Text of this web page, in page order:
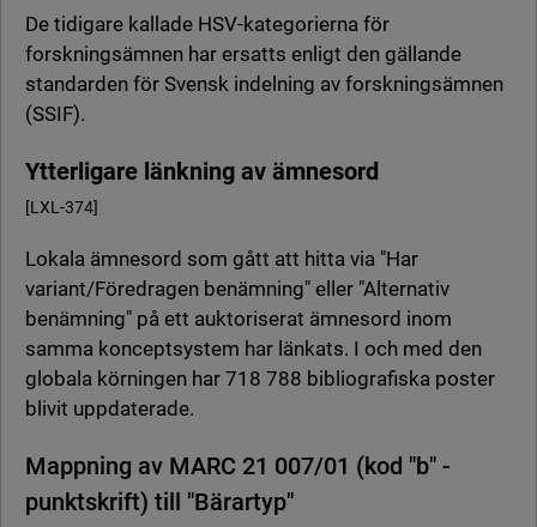
De tidigare kallade HSV-kategorierna för
forskningsämnen har ersatts enligt den gällande
standarden för Svensk indelning av forskningsämnen
(SSIF).
Ytterligare länkning av ämnesord
[LXL-374]
Lokala ämnesord som gått att hitta via "Har
variant/Föredragen benämning" eller "Alternativ
benämning" på ett auktoriserat ämnesord inom
samma konceptsystem har länkats. I och med den
globala körningen har 718 788 bibliografiska poster
blivit uppdaterade.
Mappning av MARC 21 007/01 (kod "b" -
punktskrift) till "Bärartyp"